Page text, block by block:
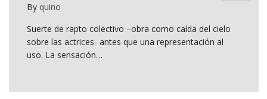
By quino
Suerte de rapto colectivo –obra como caída del cielo
sobre las actrices- antes que una representación al
uso. La sensación…